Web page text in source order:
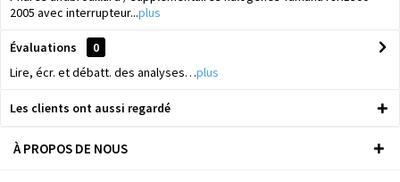
2005 avec interrupteur...plus
Évaluations
0
Lire, écr. et débatt. des analyses…plus
Les clients ont aussi regardé
À PROPOS DE NOUS